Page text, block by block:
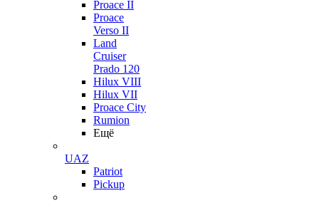
Proace II
Proace
Verso II
Land
Cruiser
Prado 120
Hilux VIII
Hilux VII
Proace City
Rumion
Ещё
UAZ
Patriot
Pickup